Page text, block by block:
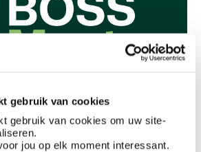
gebruik van cookies
gebruik van cookies om uw site-
jou op elk moment interessant.